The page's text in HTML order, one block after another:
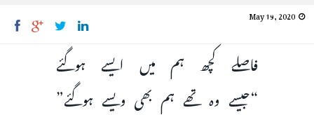
May 19, 2020
فاصلے کچھ ہم میں ایسے ہوگئے
“جیسے وہ تھے ہم بھی ویسے ہوگئے”